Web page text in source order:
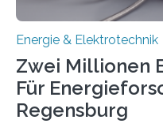
Energie & Elektrotechnik
Zwei Millionen
Für
Regensburg